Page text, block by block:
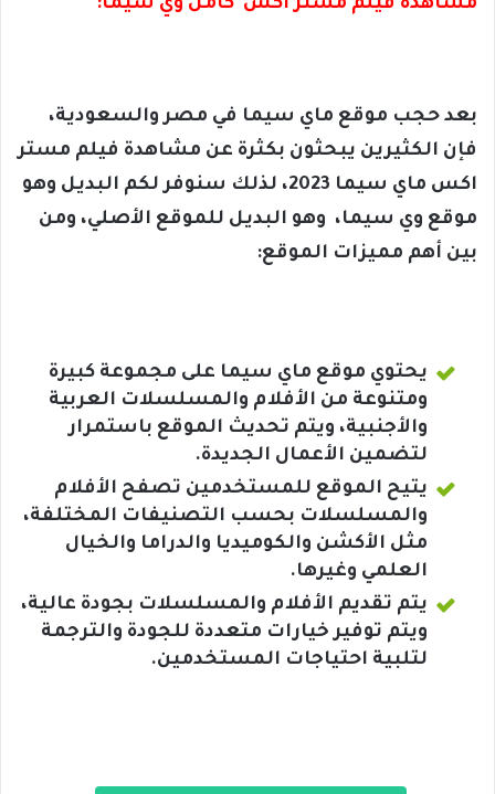
مشاهدة فيلم مستر اكس كامل وي سيما:
بعد حجب موقع ماي سيما في مصر والسعودية،
فإن الكثيرين يبحثون بكثرة عن مشاهدة فيلم مستر
اكس ماي سيما 2023، لذلك سنوفر لكم البديل وهو
موقع وي سيما، وهو البديل للموقع الأصلي، ومن
بين أهم مميزات الموقع:
يحتوي موقع ماي سيما على مجموعة كبيرة
ومتنوعة من الأفلام والمسلسلات العربية
والأجنبية، ويتم تحديث الموقع باستمرار
لتضمين الأعمال الجديدة.
يتيح الموقع للمستخدمين تصفح الأفلام
والمسلسلات بحسب التصنيفات المختلفة،
مثل الأكشن والكوميديا والدراما والخيال
العلمي وغيرها.
يتم تقديم الأفلام والمسلسلات بجودة عالية،
ويتم توفير خيارات متعددة للجودة والترجمة
لتلبية احتياجات المستخدمين.